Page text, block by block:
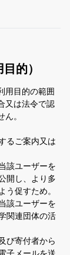
的）
用目的の範囲
又は法令で認
。
るご案内又は
該ユーザーを
開し、より多
促すため。
該ユーザーを
関連団体の活
び寄付者から